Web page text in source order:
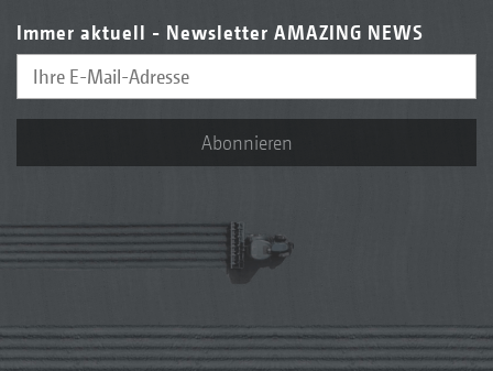
Immer aktuell - Newsletter AMAZING NEWS
Abonnieren